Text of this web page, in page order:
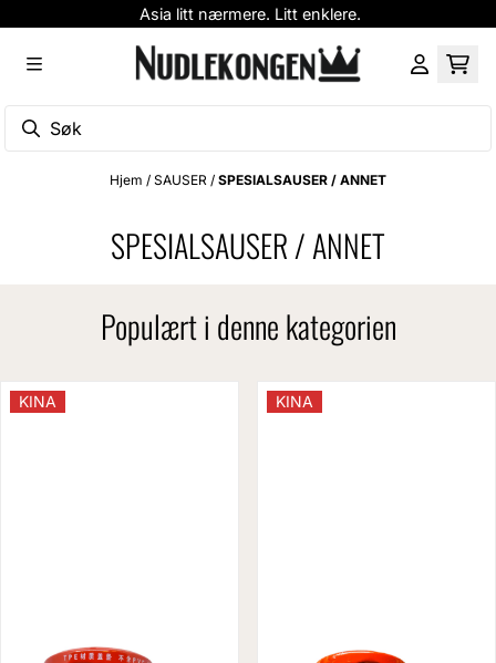
Asia litt nærmere. Litt enklere.
Hjem / SAUSER / SPESIALSAUSER / ANNET
SPESIALSAUSER / ANNET
Populært i denne kategorien
KINA KINA